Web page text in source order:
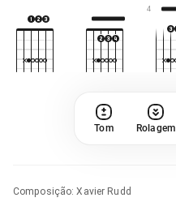
4
Tom Rolagem
Composição:Xavier Rudd